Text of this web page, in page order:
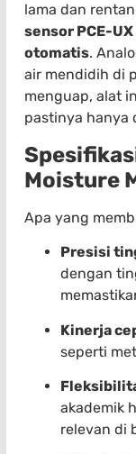
lama dan
sensor PCE-
otomatis.
air mendidih di
menguap, alat
pastinya hanya
Moisture
Apa yang
Presisi
dengan
Kinerja
seperti
akademik
relevan di